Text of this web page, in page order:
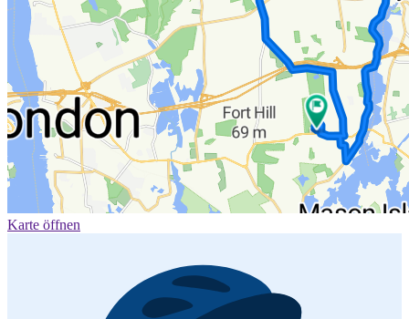
Karte öffnen